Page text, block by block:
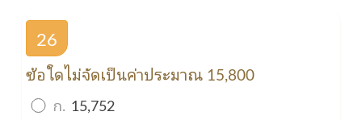
26
ข้อใดไม่จัดเป็นค่าประมาณ 15,800
ก. 15,752